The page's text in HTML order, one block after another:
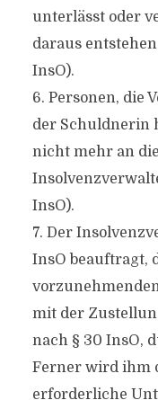
unterlässt oder
daraus
InsO).
6. Personen, die
der Schuldnerin
nicht mehr an
InsO).
7. Der
InsO beauftragt,
mit der
nach § 30 InsO,
Ferner wird ihm
erforderliche